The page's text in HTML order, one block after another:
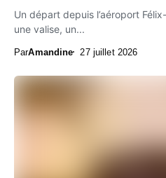
Un départ depuis l’aéroport
une valise, un...
ParAmandine 27 juillet 2026